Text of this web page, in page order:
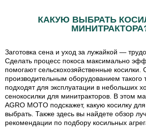
КАКУЮ ВЫБРАТЬ
Заготовка сена и уход за лужайкой —
Сделать процесс покоса максимально
помогают сельскохозяйственные косилки.
производительным оборудованием такого
подходят для эксплуатации в небольших
сенокосилки для минитракторов. В этом
AGRO MOTO подскажет, какую косилку
выбрать. Также здесь вы найдете обзор
рекомендации по подбору косильных